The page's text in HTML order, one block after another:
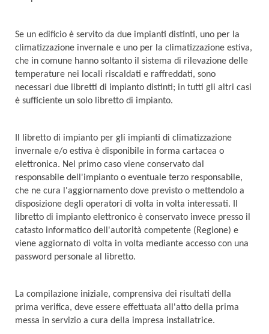
Se un edificio è servito da due impianti distinti, uno per la
climatizzazione invernale e uno per la climatizzazione estiva,
che in comune hanno soltanto il sistema di rilevazione delle
temperature nei locali riscaldati e raffreddati, sono
necessari due libretti di impianto distinti; in tutti gli altri casi
è sufficiente un solo libretto di impianto.
Il libretto di impianto per gli impianti di climatizzazione
invernale e/o estiva è disponibile in forma cartacea o
elettronica. Nel primo caso viene conservato dal
responsabile dell'impianto o eventuale terzo responsabile,
che ne cura l'aggiornamento dove previsto o mettendolo a
disposizione degli operatori di volta in volta interessati. Il
libretto di impianto elettronico è conservato invece presso il
catasto informatico dell'autorità competente (Regione) e
viene aggiornato di volta in volta mediante accesso con una
password personale al libretto.
La compilazione iniziale, comprensiva dei risultati della
prima verifica, deve essere effettuata all'atto della prima
messa in servizio a cura della impresa installatrice.